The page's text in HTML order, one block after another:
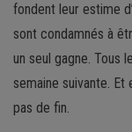
fondent leur estime
sont condamnés à
un seul gagne. Tous
semaine suivante. Et
pas de fin.